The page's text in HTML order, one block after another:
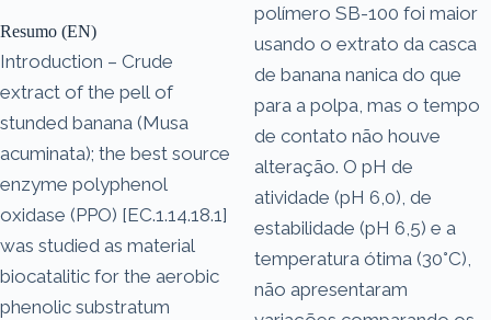
Resumo (EN)
Introduction – Crude
extract of the pell of
stunded banana (Musa
acuminata); the best source
enzyme polyphenol
oxidase (PPO) [EC.1.14.18.1]
was studied as material
biocatalitic for the aerobic
phenolic substratum
polímero SB-100 foi maior
usando o extrato da casca
de banana nanica do que
para a polpa, mas o tempo
de contato não houve
alteração. O pH de
atividade (pH 6,0), de
estabilidade (pH 6,5) e a
temperatura ótima (30°C),
não apresentaram